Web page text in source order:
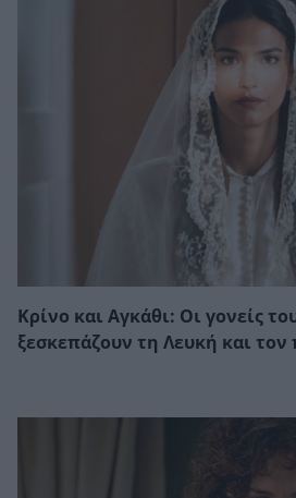
Κρίνο και Αγκάθι: Οι γονείς
ξεσκεπάζουν τη Λευκή και τον